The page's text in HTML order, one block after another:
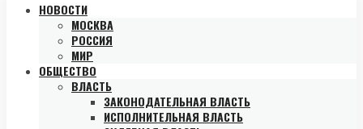
НОВОСТИ
МОСКВА
РОССИЯ
МИР
ОБЩЕСТВО
ВЛАСТЬ
ЗАКОНОДАТЕЛЬНАЯ ВЛАСТЬ
ИСПОЛНИТЕЛЬНАЯ ВЛАСТЬ